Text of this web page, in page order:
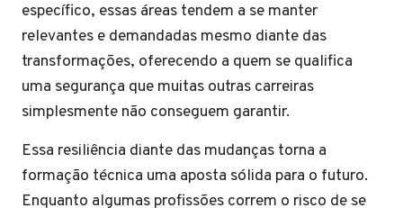
específico, essas áreas tendem a se manter
relevantes e demandadas mesmo diante das
transformações, oferecendo a quem se qualifica
uma segurança que muitas outras carreiras
simplesmente não conseguem garantir.
Essa resiliência diante das mudanças torna a
formação técnica uma aposta sólida para o futuro.
Enquanto algumas profissões correm o risco de se